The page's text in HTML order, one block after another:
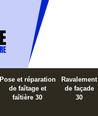
Pose et réparation
de faîtage et
faîtière 30
Ravalement
de façade
30